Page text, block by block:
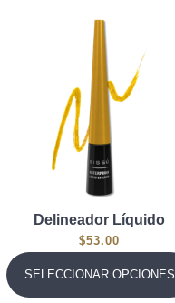
Delineador Líquido
$53.00
SELECCIONAR OPCIONES